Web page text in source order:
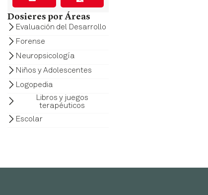
Dosieres por Áreas
Evaluación del Desarrollo
Forense
Neuropsicología
Niños y Adolescentes
Logopedia
Libros y juegos
terapéuticos
Escolar